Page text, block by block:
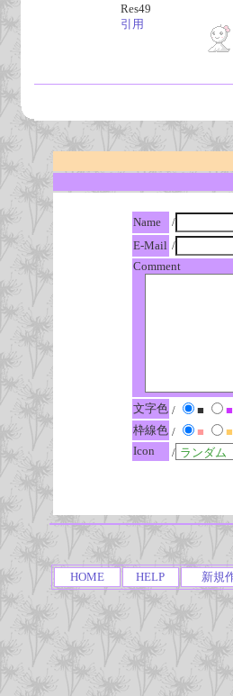
Res49
引用
Name
/
E-Mail /
Comment
文字色 / ■ ■
枠線色 / ■ ■
Icon
/
HOME HELP 新規